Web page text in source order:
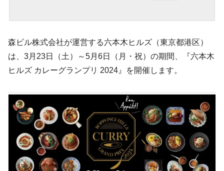
森ビル株式会社が運営する六本木ヒルズ（東京都港区）
は、3月23日（土）～5月6日（月・祝）の期間、『六本木
ヒルズ カレーグランプリ 2024』を開催します。